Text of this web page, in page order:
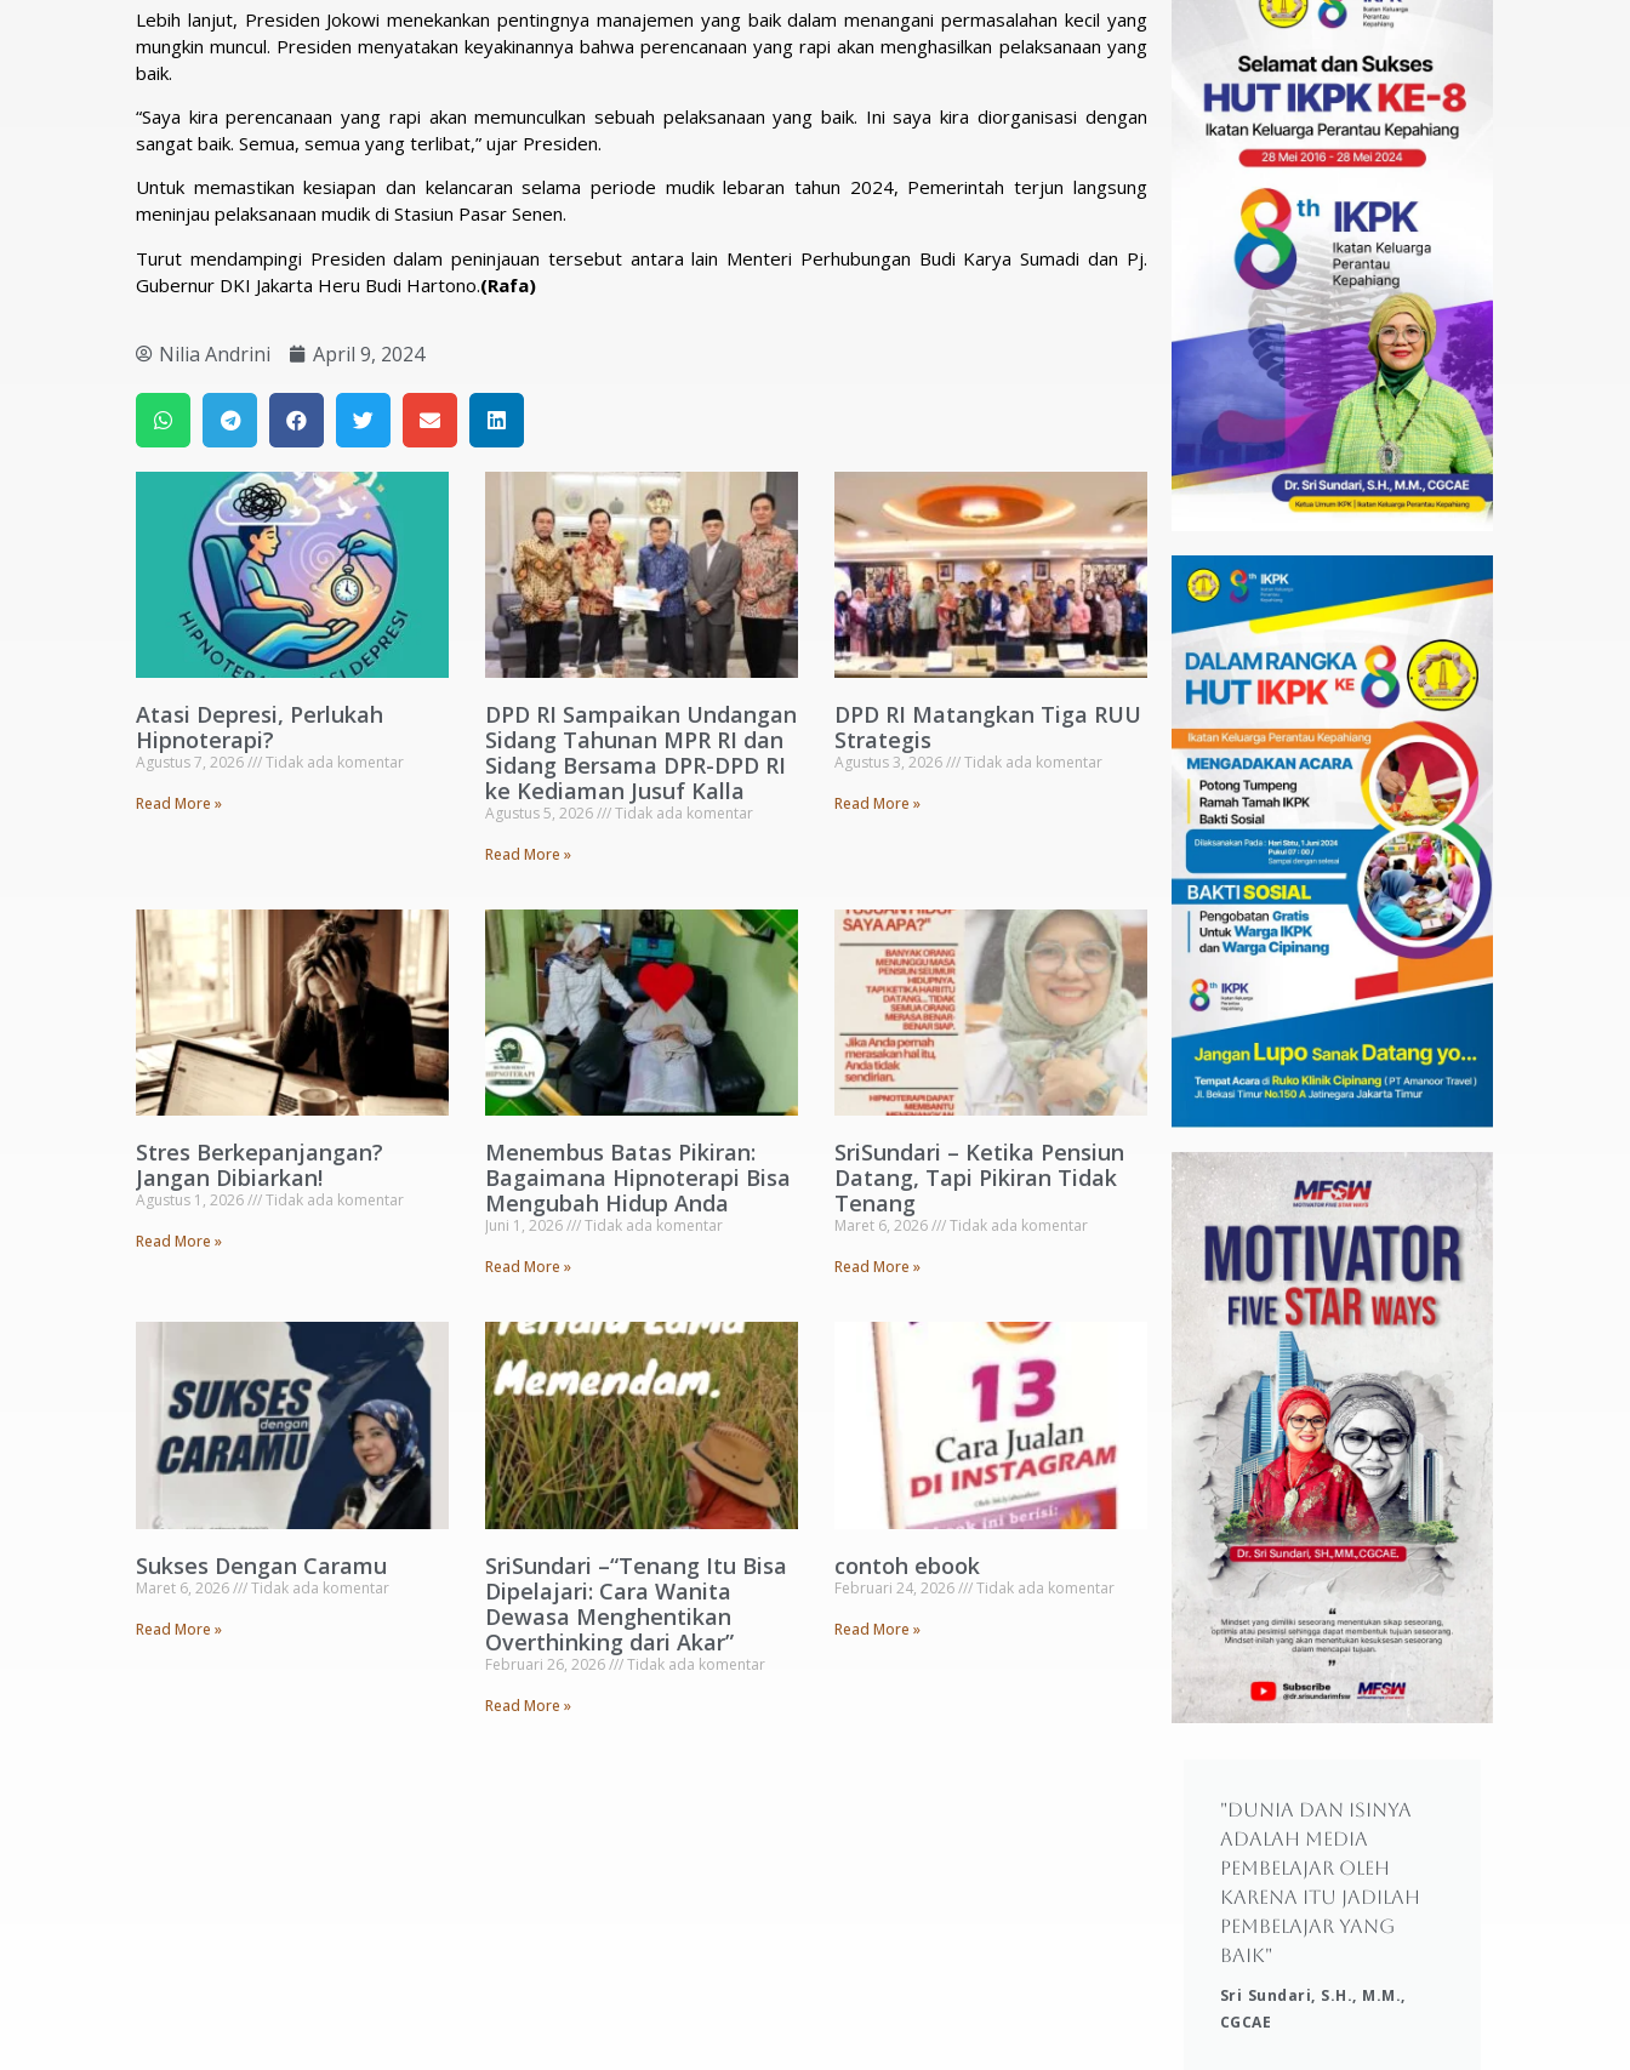
Lebih lanjut, Presiden Jokowi menekankan pentingnya manajemen yang baik dalam menangani permasalahan kecil yang
mungkin muncul. Presiden menyatakan keyakinannya bahwa perencanaan yang rapi akan menghasilkan pelaksanaan yang
baik.
“Saya kira perencanaan yang rapi akan memunculkan sebuah pelaksanaan yang baik. Ini saya kira diorganisasi dengan
sangat baik. Semua, semua yang terlibat,” ujar Presiden.
Untuk memastikan kesiapan dan kelancaran selama periode mudik lebaran tahun 2024, Pemerintah terjun langsung
meninjau pelaksanaan mudik di Stasiun Pasar Senen.
Turut mendampingi Presiden dalam peninjauan tersebut antara lain Menteri Perhubungan Budi Karya Sumadi dan Pj.
Gubernur DKI Jakarta Heru Budi Hartono.(Rafa)
Nilia Andrini April 9, 2024
Atasi Depresi, Perlukah
Hipnoterapi?
Agustus 7, 2026
Tidak ada komentar
Read More »
DPD RI Sampaikan Undangan
Sidang Tahunan MPR RI dan
Sidang Bersama DPR-DPD RI
ke Kediaman Jusuf Kalla
Agustus 5, 2026
Tidak ada komentar
Read More »
DPD RI Matangkan Tiga RUU
Strategis
Agustus 3, 2026
Tidak ada komentar
Read More »
Stres Berkepanjangan?
Jangan Dibiarkan!
Agustus 1, 2026
Tidak ada komentar
Read More »
Menembus Batas Pikiran:
Bagaimana Hipnoterapi Bisa
Mengubah Hidup Anda
Juni 1, 2026
Tidak ada komentar
Read More »
SriSundari – Ketika Pensiun
Datang, Tapi Pikiran Tidak
Tenang
Maret 6, 2026
Tidak ada komentar
Read More »
Sukses Dengan Caramu
Maret 6, 2026
Tidak ada komentar
Read More »
SriSundari –“Tenang Itu Bisa
Dipelajari: Cara Wanita
Dewasa Menghentikan
Overthinking dari Akar”
Februari 26, 2026
Tidak ada komentar
Read More »
contoh ebook
Februari 24, 2026
Tidak ada komentar
Read More »
"Dunia dan isinya
adalah media
pembelajar oleh
karena itu jadilah
pembelajar yang
baik"
Sri Sundari, S.H., M.M.,
CGCAE